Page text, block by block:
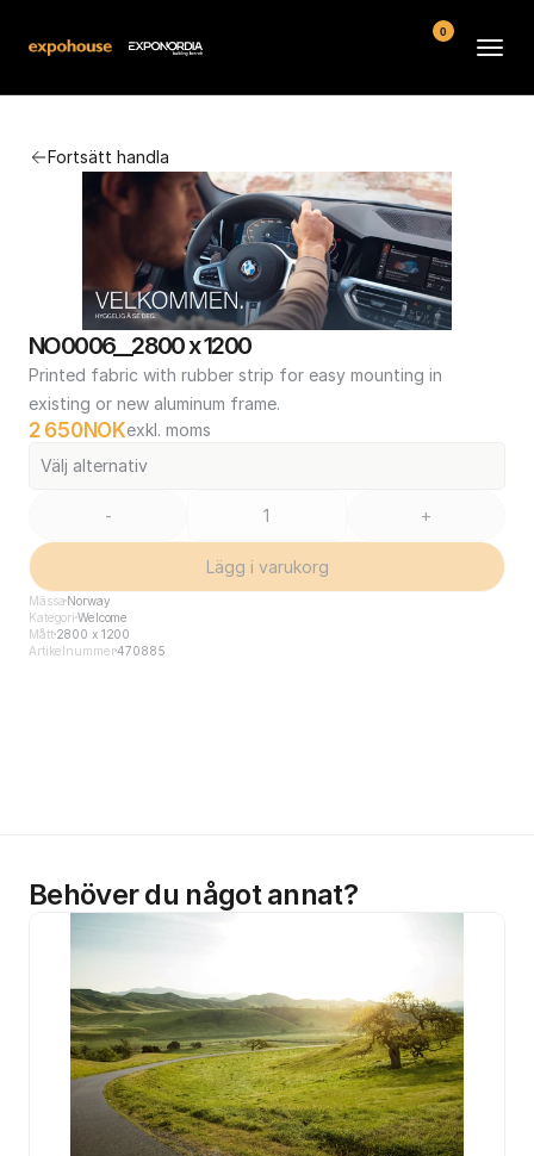
Fortsätt handla
NO0006__2800 x 1200
Printed fabric with rubber strip for easy mounting in
existing or new aluminum frame.
2 650NOKexkl. moms
Välj alternativ
- +
Lägg i varukorg
Mässa Norway
KategoriWelcome
Mått2800 x 1200
Artikelnummer470885
Behöver du något annat?
Kontakt
Köpvillkor
0